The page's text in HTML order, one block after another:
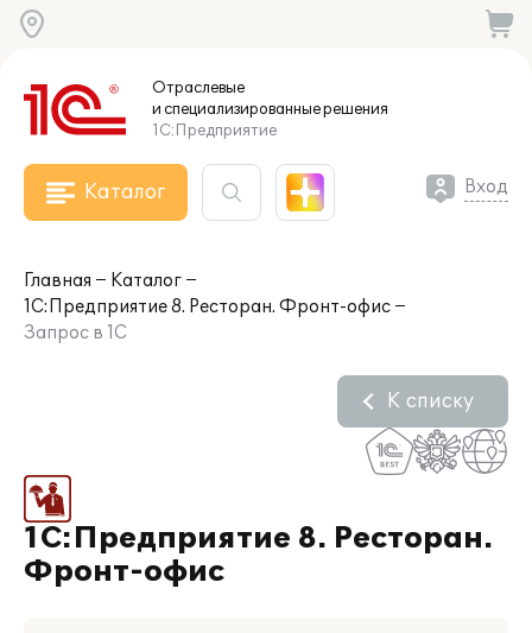
Отраслевые
и специализированныерешения
1С:Предприятие
Каталог Вход
Главная
Каталог
1С:Предприятие 8. Ресторан. Фронт-офис
Запрос в 1С
1С:Предприятие 8. Ресторан.
Фронт-офис
К списку